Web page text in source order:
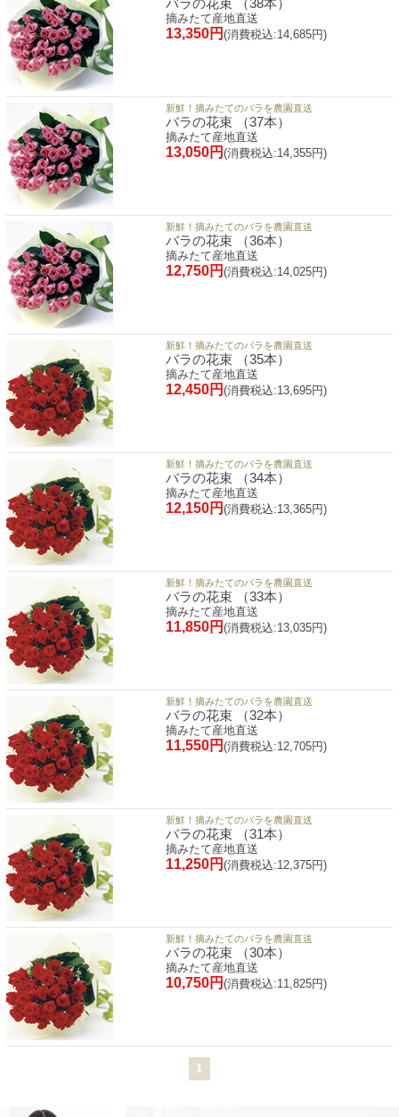
摘みたて産地直送
13,350円 (消費税込:14,685円)
新鮮！摘みたてのバラを農園直送
バラの花束 （37本）
摘みたて産地直送
13,050円 (消費税込:14,355円)
新鮮！摘みたてのバラを農園直送
バラの花束 （36本）
摘みたて産地直送
12,750円 (消費税込:14,025円)
新鮮！摘みたてのバラを農園直送
バラの花束 （35本）
摘みたて産地直送
12,450円 (消費税込:13,695円)
新鮮！摘みたてのバラを農園直送
バラの花束 （34本）
摘みたて産地直送
12,150円 (消費税込:13,365円)
新鮮！摘みたてのバラを農園直送
バラの花束 （33本）
摘みたて産地直送
11,850円 (消費税込:13,035円)
新鮮！摘みたてのバラを農園直送
バラの花束 （32本）
摘みたて産地直送
11,550円 (消費税込:12,705円)
新鮮！摘みたてのバラを農園直送
バラの花束 （31本）
摘みたて産地直送
11,250円 (消費税込:12,375円)
新鮮！摘みたてのバラを農園直送
バラの花束 （30本）
摘みたて産地直送
10,750円 (消費税込:11,825円)
1